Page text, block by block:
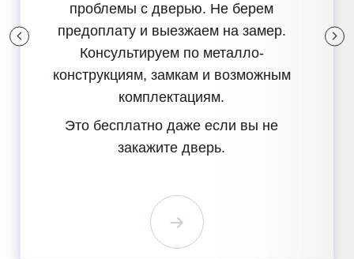
проблемы с дверью. Не берем
предоплату и выезжаем на замер.
Консультируем по металло-
конструкциям, замкам и возможным
комплектациям.
Это бесплатно даже если вы не
закажите дверь.